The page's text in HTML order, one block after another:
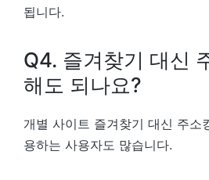
됩니다.
Q4. 즐겨찾기 대신
해도 되나요?
개별 사이트 즐겨찾기 대신 주소
용하는 사용자도 많습니다.